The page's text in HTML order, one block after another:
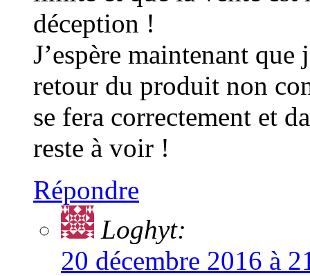
déception !
J’espère maintenant
retour du produit non
se fera correctement et
reste à voir !
Répondre
Loghyt:
20 décembre 2016 à